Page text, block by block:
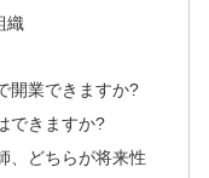
織
開業できますか?
できますか?
、どちらが将来性